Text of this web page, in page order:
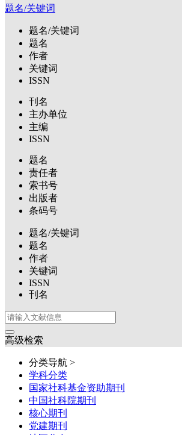
题名/关键词
题名/关键词
题名
作者
关键词
ISSN
刊名
主办单位
主编
ISSN
题名
责任者
索书号
出版者
条码号
题名/关键词
题名
作者
关键词
ISSN
刊名
高级检索
分类导航 >
学科分类
国家社科基金资助期刊
中国社科院期刊
核心期刊
党建期刊